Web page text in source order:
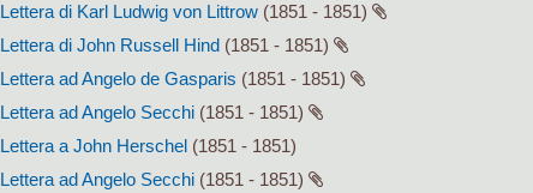
Lettera di Karl Ludwig von Littrow (1851 - 1851)
Lettera di John Russell Hind (1851 - 1851)
Lettera ad Angelo de Gasparis (1851 - 1851)
Lettera ad Angelo Secchi (1851 - 1851)
Lettera a John Herschel (1851 - 1851)
Lettera ad Angelo Secchi (1851 - 1851)